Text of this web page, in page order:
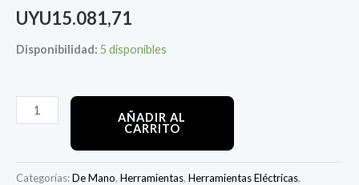
UYU15.081,71
Disponibilidad: 5 disponibles
AÑADIR AL
CARRITO
Categorías:De Mano, Herramientas, Herramientas Eléctricas,